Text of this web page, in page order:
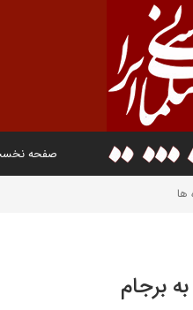
صفحه
ها
برجام